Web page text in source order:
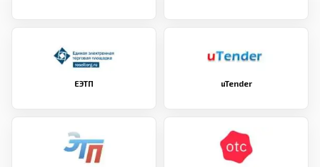
ЕЭТП uTender